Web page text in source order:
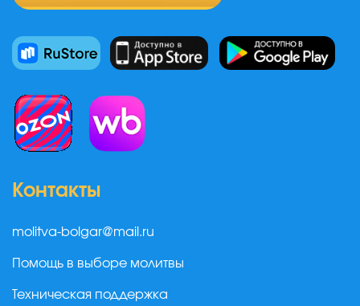
Контакты
molitva-bolgar@mail.ru
Помощь в выборе молитвы
Техническая поддержка